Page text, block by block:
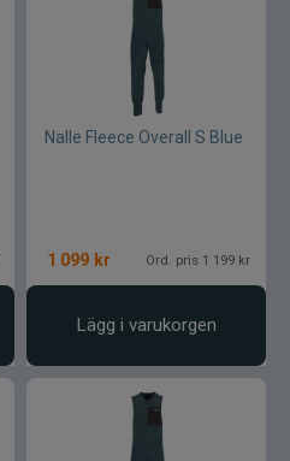
Nalle Fleece Overall S Blue
1 099 kr Ord. pris 1 199 kr
Lägg i varukorgen